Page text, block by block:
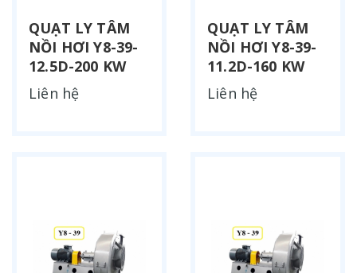
QUẠT LY TÂM
NỒI HƠI Y8-39-
12.5D-200 KW
Liên hệ
QUẠT LY TÂM
NỒI HƠI Y8-39-
11.2D-160 KW
Liên hệ